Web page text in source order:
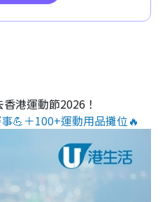
香港運動節2026！
💪＋100+運動用品攤位🔥